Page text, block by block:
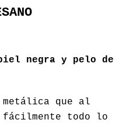
negra y pelo de
metálica que al
todo lo